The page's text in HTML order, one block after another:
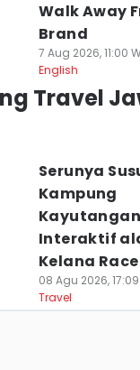
Walk Away
Brand
7 Aug 2026, 11:00
English
Travel
Serunya
Kampung
Interaktif
Kelana Race
08 Agu 2026,
Travel